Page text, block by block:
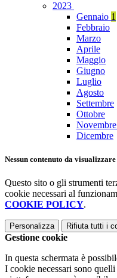
2023
Gennaio 1
Febbraio
Marzo
Aprile
Maggio
Giugno
Luglio
Agosto
Settembre
Ottobre
Novembre
Dicembre
Nessun contenuto da visualizzare
Questo sito o gli strumenti
cookie necessari al
COOKIE POLICY.
Personalizza Rifiuta tutti i
Gestione cookie
In questa schermata è
I cookie necessari sono